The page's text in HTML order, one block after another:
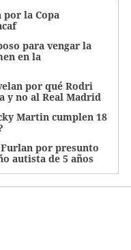
por la Copa
para vengar la
en la
por qué Rodri
y no al Real Madrid
Martin cumplen 18
por presunto
autista de 5 años